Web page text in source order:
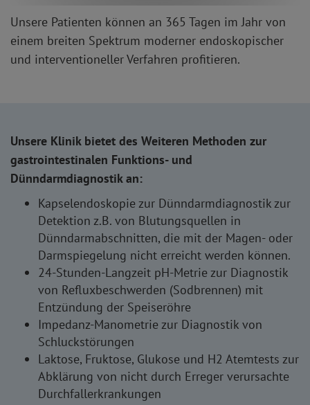
Unsere Patienten können an 365 Tagen im Jahr von
einem breiten Spektrum moderner endoskopischer
und interventioneller Verfahren profitieren.
Unsere Klinik bietet des Weiteren Methoden zur
gastrointestinalen Funktions- und
Dünndarmdiagnostik an:
Kapselendoskopie zur Dünndarmdiagnostik zur
Detektion z.B. von Blutungsquellen in
Dünndarmabschnitten, die mit der Magen- oder
Darmspiegelung nicht erreicht werden können.
24-Stunden-Langzeit pH-Metrie zur Diagnostik
von Refluxbeschwerden (Sodbrennen) mit
Entzündung der Speiseröhre
Impedanz-Manometrie zur Diagnostik von
Schluckstörungen
Laktose, Fruktose, Glukose und H2 Atemtests zur
Abklärung von nicht durch Erreger verursachte
Durchfallerkrankungen